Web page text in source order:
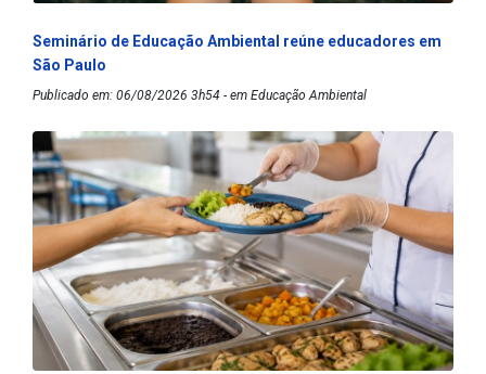
Seminário de Educação Ambiental reúne educadores em
São Paulo
Publicado em: 06/08/2026 3h54 - em Educação Ambiental